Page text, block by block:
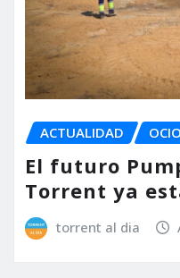
ACTUALIDAD OCIO
El futuro
Torrent ya
torrent al dia